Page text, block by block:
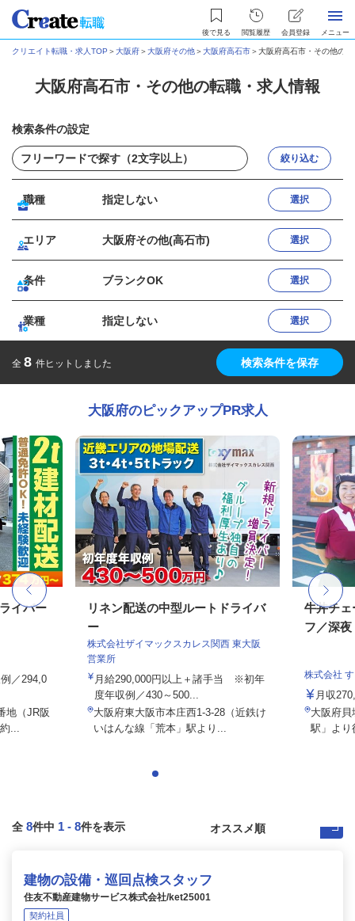
後で見る 閲覧履歴 会員登録 メニュー
クリエイト転職・求人TOP ＞大阪府＞大阪府その他＞大阪府高石市＞大阪府高石市・その他の
大阪府高石市・その他の転職・求人情報
検索条件の設定
絞り込む
職種 指定しない 選択
エリア 大阪府その他(高石市) 選択
条件 ブランクOK 選択
業種 指定しない 選択
全 8 件ヒットしました 検索条件を保存
大阪府のピックアップPR求人
イバー
／294,0
地（JR阪
...
リネン配送の中型ルートドライバ
ー
株式会社ザイマックスカレス関西 東大阪
営業所
月給290,000円以上＋諸手当 ※初年
度年収例／430～500...
大阪府東大阪市本庄西1-3-28（近鉄け
いはんな線「荒本」駅より...
牛丼チェ
フ／深夜
株式会社
月収
大阪府貝
駅」よ
全 8件中 1 - 8件を表示
建物の設備・巡回点検スタッフ
住友不動産建物サービス株式会社/ket25001
契約社員